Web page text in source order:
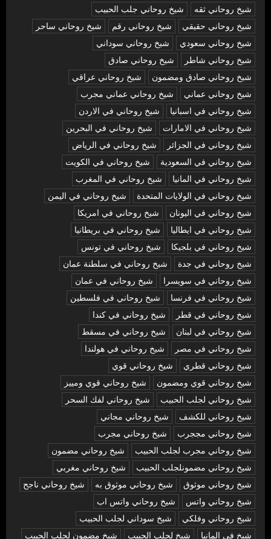
شيخ روحاني ثقه
شيخ روحاني جلب الحبيب
شيخ روحاني حقيقي
شيخ روحاني رقم
شيخ روحاني ساحر
شيخ روحاني سعودي
شيخ روحاني سوداني
شيخ روحاني شاطر
شيخ روحاني صادق
شيخ روحاني صادق ومضمون
شيخ روحاني عراقي
شيخ روحاني عماني
شيخ روحاني عماني مجرب
شيخ روحاني في اسبانيا
شيخ روحاني في الاردن
شيخ روحاني في الامارات
شيخ روحاني في البحرين
شيخ روحاني في الجزائر
شيخ روحاني في الرياض
شيخ روحاني في السعودية
شيخ روحاني في الكويت
شيخ روحاني في المانيا
شيخ روحاني في المغرب
شيخ روحاني في الولايات المتحدة
شيخ روحاني في اليمن
شيخ روحاني في اليونان
شيخ روحاني في امريكا
شيخ روحاني في ايطاليا
شيخ روحاني في بريطانيا
شيخ روحاني في بلجيكا
شيخ روحاني في تونس
شيخ روحاني في جدة
شيخ روحاني في سلطنة عمان
شيخ روحاني في سويسرا
شيخ روحاني في عمان
شيخ روحاني في فرنسا
شيخ روحاني في فلسطين
شيخ روحاني في قطر
شيخ روحاني في كندا
شيخ روحاني في لبنان
شيخ روحاني في مسقط
شيخ روحاني في مصر
شيخ روحاني في هولندا
شيخ روحاني قطري
شيخ روحاني قوي
شيخ روحاني قوي ومضمون
شيخ روحاني قوي ومييز
شيخ روحاني لجلب الحبيب
شيخ روحاني لفك السحر
شيخ روحاني للكشف
شيخ روحاني مجاني
شيخ روحاني مججرب
شيخ روحاني مجرب
شيخ روحاني مجرب لجلب الحبيب
شيخ روحاني مضمون
شيخ روحاني مضمونلجلب الحبيب
شيخ روحاني مغربي
شيخ روحاني موثوق
شيخ روحاني موثوق به
شيخ روحاني ناجح
شيخ روحاني واتس
شيخ روحاني واتس اب
شيخ روحاني وفلكي
شيخ سوداني لجلب الحبيب
شيخ في المانيا
شيخ لجلب الحبيب شيخ مضمون لجلب الحبيب